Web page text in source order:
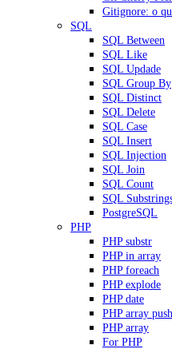
Gitignore: o
SQL
SQL Between
SQL Like
SQL Updade
SQL Group By
SQL Distinct
SQL Delete
SQL Case
SQL Insert
SQL Injection
SQL Join
SQL Count
SQL
PostgreSQL
PHP
PHP substr
PHP in array
PHP foreach
PHP explode
PHP date
PHP array push
PHP array
For PHP